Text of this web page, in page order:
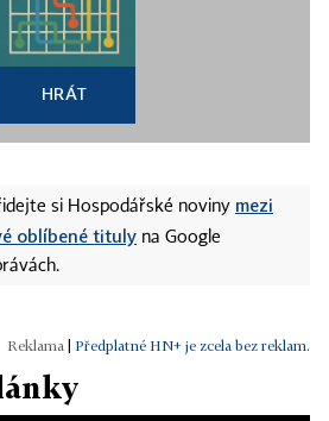
HRÁT
si Hospodářské noviny mezi
oblíbené tituly na Google
Předplatné HN+ je zcela bez reklam.